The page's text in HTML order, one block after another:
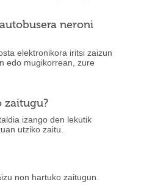
neroni
elektronikora iritsi zaizun
edo mugikorrean, zure
zaitugu?
izango den lekutik
utziko zaitu.
non hartuko zaitugun.